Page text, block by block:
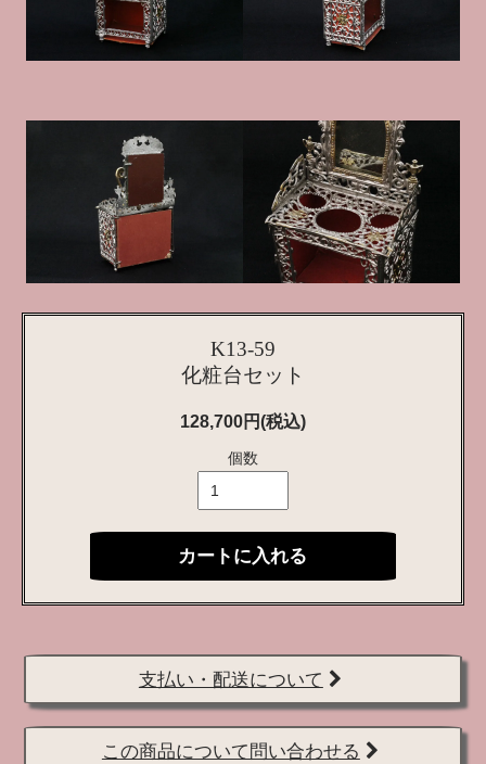
K13-59
化粧台セット
128,700円(税込)
個数
カートに入れる
支払い・配送について
この商品について問い合わせる